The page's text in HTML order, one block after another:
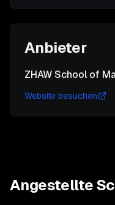
Anbieter
ZHAW School of
Website besuchen
Angestellte